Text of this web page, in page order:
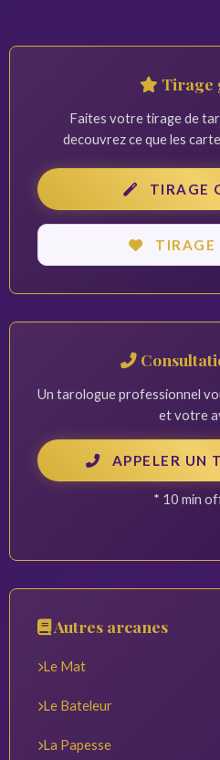
Tirage
Faites votre tirage de
decouvrez ce que les
TIRAGE
TIRAGE
Un tarologue professionnel
et votre
APPELER UN
* 10 min
Autres arcanes
Le Mat
Le Bateleur
La Papesse